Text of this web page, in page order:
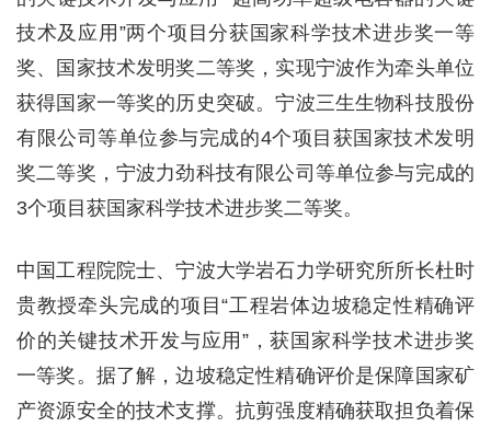
技术及应用”两个项目分获国家科学技术进步奖一等
奖、国家技术发明奖二等奖，实现宁波作为牵头单位
获得国家一等奖的历史突破。宁波三生生物科技股份
有限公司等单位参与完成的4个项目获国家技术发明
奖二等奖，宁波力劲科技有限公司等单位参与完成的
3个项目获国家科学技术进步奖二等奖。
中国工程院院士、宁波大学岩石力学研究所所长杜时
贵教授牵头完成的项目“工程岩体边坡稳定性精确评
价的关键技术开发与应用”，获国家科学技术进步奖
一等奖。据了解，边坡稳定性精确评价是保障国家矿
产资源安全的技术支撑。抗剪强度精确获取担负着保